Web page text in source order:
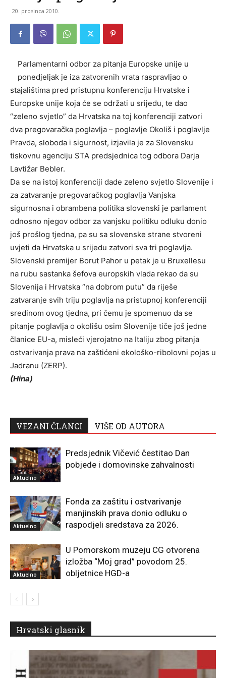
20. prosinca 2010.
Parlamentarni odbor za pitanja Europske unije u
ponedjeljak je iza zatvorenih vrata raspravljao o
stajalištima pred pristupnu konferenciju Hrvatske i
Europske unije koja će se održati u srijedu, te dao
“zeleno svjetlo” da Hrvatska na toj konferenciji zatvori
dva pregovaračka poglavlja – poglavlje Okoliš i poglavlje
Pravda, sloboda i sigurnost, izjavila je za Slovensku
tiskovnu agenciju STA predsjednica tog odbora Darja
Lavtižar Bebler.
Da se na istoj konferenciji dade zeleno svjetlo Slovenije i
za zatvaranje pregovaračkog poglavlja Vanjska
sigurnosna i obrambena politika slovenski je parlament
odnosno njegov odbor za vanjsku politiku odluku donio
još prošlog tjedna, pa su sa slovenske strane stvoreni
uvjeti da Hrvatska u srijedu zatvori sva tri poglavlja.
Slovenski premijer Borut Pahor u petak je u Bruxellesu
na rubu sastanka šefova europskih vlada rekao da su
Slovenija i Hrvatska “na dobrom putu” da riješe
zatvaranje svih triju poglavlja na pristupnoj konferenciji
sredinom ovog tjedna, pri čemu je spomenuo da se
pitanje poglavlja o okolišu osim Slovenije tiče još jedne
članice EU-a, misleći vjerojatno na Italiju zbog pitanja
ostvarivanja prava na zaštićeni ekološko-ribolovni pojas u
Jadranu (ZERP).
(Hina)
VEZANI ČLANCI VIŠE OD AUTORA
Aktuelno
Predsjednik Vičević čestitao Dan
pobjede i domovinske zahvalnosti
Aktuelno
Fonda za zaštitu i ostvarivanje
manjinskih prava donio odluku o
raspodjeli sredstava za 2026.
Aktuelno
U Pomorskom muzeju CG otvorena
izložba “Moj grad” povodom 25.
obljetnice HGD-a
Hrvatski glasnik